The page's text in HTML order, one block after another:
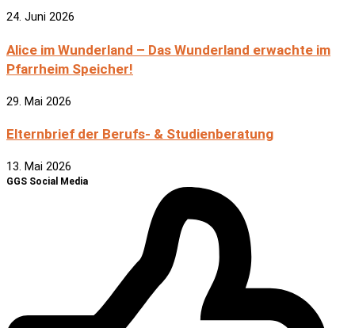
24. Juni 2026
Alice im Wunderland – Das Wunderland erwachte im
Pfarrheim Speicher!
29. Mai 2026
Elternbrief der Berufs- & Studienberatung
13. Mai 2026
GGS Social Media